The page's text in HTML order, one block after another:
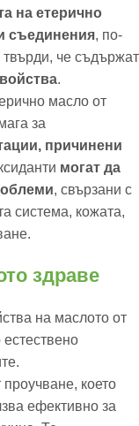
на етерично
съединения, по-
че съдържат
.
масло от
за
причинени
могат да
, свързани с
система, кожата,
здраве
на маслото от
проучване, което
ефективно за